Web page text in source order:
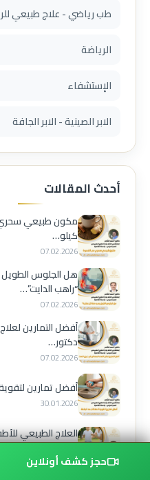
طب رياضي - علاج طبيعي
الرياضة
الإستشفاء
الابر الصينية - الابر الجافة
أحدث المقالات
كيلو…
07.02.2026
هل الجلوس
“راهب الدايت”…
07.02.2026
أفضل التمارين
دكتور…
07.02.2026
أفضل تمارين
30.01.2026
العلاج الطبيعي
دليل د.…
30.01.2026
حجز كشف أونلاين